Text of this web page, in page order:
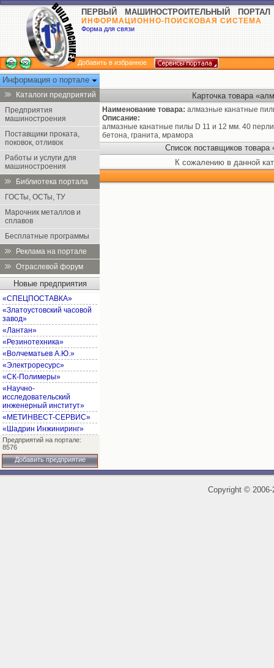
ПЕРВЫЙ МАШИНОСТРОИТЕЛЬНЫЙ ПОРТАЛ
ИНФОРМАЦИОННО-ПОИСКОВАЯ СИСТЕМА
Форма для связи
Добавить в избранное
Информация о портале
Каталоги предприятий
Предприятия
машиностроения
Поставщики проката,
поковок, отливок
Работы и услуги для
машиностроения
Библиотека портала
ГОСТы, ОСТы, ТУ
Марочник металлов и
сплавов
Бесплатные программы
Реклама на портале
Отраслевой форум
Новые предприятия
«СПЕЦПОСТАВКА»
«Златоустовский часовой
завод»
«Лантан»
«Резинотехника»
«Волчематьев А.Ю.»
«Электроресурс»
«СК-Полимеры»
«Научно-
исследовательский
инженерный институт»
«МЕТИНВЕСТ-СЕРВИС»
«Шадрин Инжиниринг»
Предприятий на портале:
8576
Добавить предприятие
Карточка товара
Наименование товара: алмазные канатные
Описание:
алмазные канатные пилы D 11 и 12 мм. 40
бетона, гранита, мрамора
Список поставщиков
К сожалению в данной
Copyright ©